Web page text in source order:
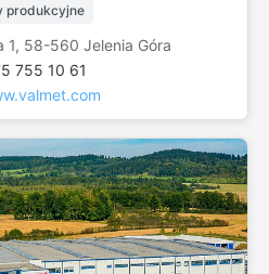
produkcyjne
1, 58-560 Jelenia Góra
755 10 61